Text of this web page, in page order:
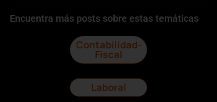
Encuentra más posts sobre estas temáticas
Contabilidad-
Fiscal
Laboral